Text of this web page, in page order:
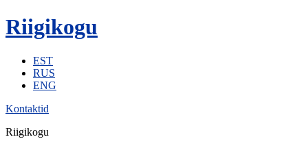
Riigikogu
EST
RUS
ENG
Kontaktid
Riigikogu